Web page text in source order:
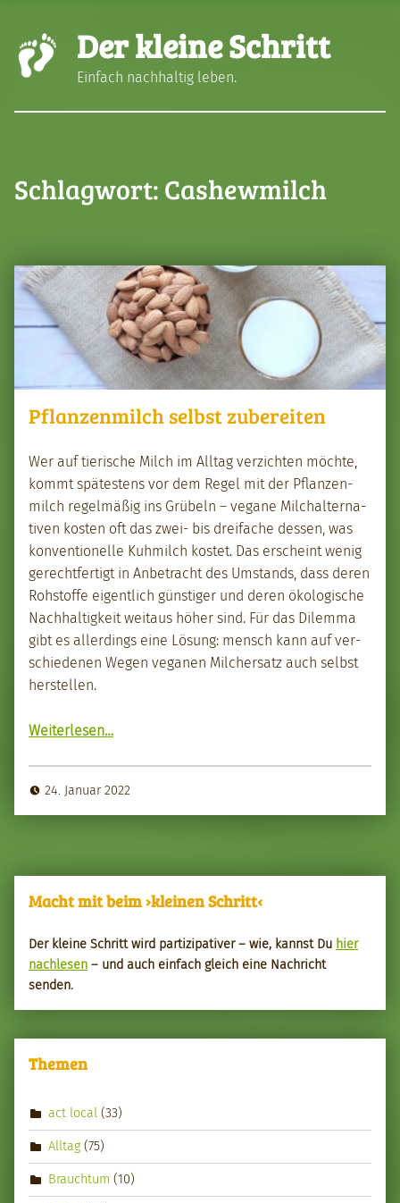
Der kleine Schritt
Einfach nachhaltig leben.
Schlagwort: Cashewmilch
Pflanzenmilch selbst zubereiten
Wer auf tierische Milch im All­t­ag verzicht­en möchte,
kommt spätestens vor dem Regel mit der Pflanzen­
milch regelmäßig ins Grü­beln – veg­ane Milchal­ter­na­
tiv­en kosten oft das zwei- bis dreifache dessen, was
kon­ven­tionelle Kuh­milch kostet. Das erscheint wenig
gerecht­fer­tigt in Anbe­tra­cht des Umstands, dass deren
Rohstoffe eigentlich gün­stiger und deren ökol­o­gis­che
Nach­haltigkeit weitaus höher sind. Für das Dilem­ma
gibt es allerd­ings eine Lösung: men­sch kann auf ver­
schiede­nen Wegen veg­a­nen Milch­er­satz auch selb­st
her­stellen.
Weit­er­lesen“Pflanzen­milch selb­st zubere­it­en”
…
24. Januar 2022
Macht mit beim ›kleinen Schritt‹
Der kleine Schritt wird par­tizipa­tiv­er – wie, kannst Du hier
nach­le­sen – und auch ein­fach gle­ich eine Nachricht
senden.
Themen
act local (33)
Alltag (75)
Brauchtum (10)